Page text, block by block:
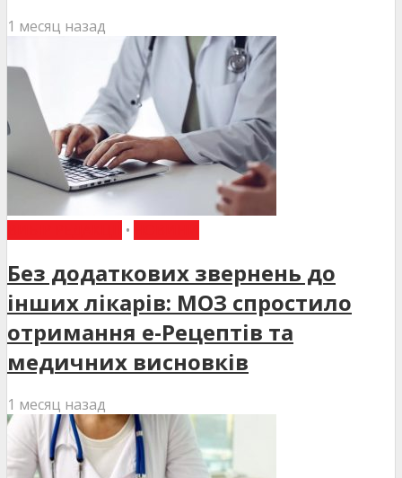
1 месяц назад
•
Без додаткових звернень до
інших лікарів: МОЗ спростило
отримання е-Рецептів та
медичних висновків
1 месяц назад